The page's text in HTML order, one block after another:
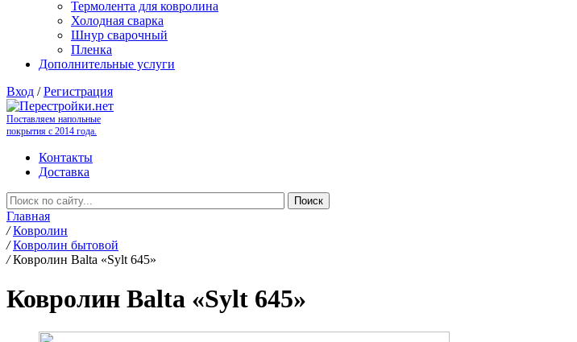
Термолента для ковролина
Холодная сварка
Шнур сварочный
Пленка
Дополнительные услуги
Вход /Регистрация
Поставляем напольные
покрытия с 2014 года.
Контакты
Доставка
Главная
/ Ковролин
/ Ковролин бытовой
/ Ковролин Balta «Sylt 645»
Ковролин Balta «Sylt 645»